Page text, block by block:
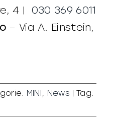
4 | 030 369 6011
– Via A. Einstein,
MINI, News | Tag: